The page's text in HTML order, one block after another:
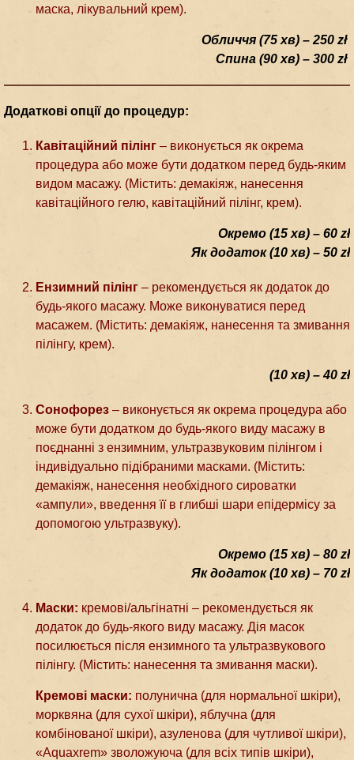
маска, лікувальний крем).
Обличчя (75 хв) – 250 zł
Спина (90 хв) – 300 zł
Додаткові опції до процедур:
Кавітаційний пілінг – виконується як окрема
процедура або може бути додатком перед будь-яким
видом масажу. (Містить: демакіяж, нанесення
кавітаційного гелю, кавітаційний пілінг, крем).
Окремо (15 хв) – 60 zł
Як додаток (10 хв) – 50 zł
Ензимний пілінг – рекомендується як додаток до
будь-якого масажу. Може виконуватися перед
масажем. (Містить: демакіяж, нанесення та змивання
пілінгу, крем).
(10 хв) – 40 zł
Сонофорез – виконується як окрема процедура або
може бути додатком до будь-якого виду масажу в
поєднанні з ензимним, ультразвуковим пілінгом і
індивідуально підібраними масками. (Містить:
демакіяж, нанесення необхідного сироватки
«ампули», введення її в глибші шари епідермісу за
допомогою ультразвуку).
Окремо (15 хв) – 80 zł
Як додаток (10 хв) – 70 zł
Маски: кремові/альгінатні – рекомендується як
додаток до будь-якого виду масажу. Дія масок
посилюється після ензимного та ультразвукового
пілінгу. (Містить: нанесення та змивання маски).
Кремові маски: полунична (для нормальної шкіри),
морквяна (для сухої шкіри), яблучна (для
комбінованої шкіри), азуленова (для чутливої шкіри),
«Aquaxrem» зволожуюча (для всіх типів шкіри),